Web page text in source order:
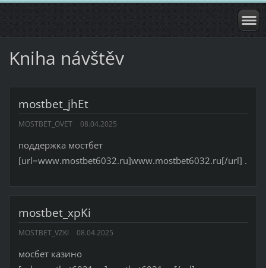
Kniha návštěv
mostbet_jhEt
MOSTBET_OVET 08.04.2025
поддержка мостбет
[url=www.mostbet6032.ru]www.mostbet6032.ru[/url] .
mostbet_xpKi
MOSTBET_VZKI 08.04.2025
мосбет казино